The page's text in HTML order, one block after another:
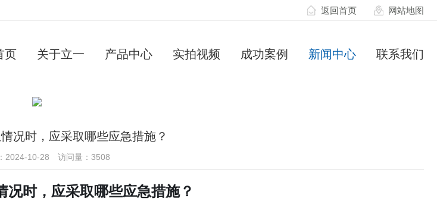
返回首页 网站地图
页 关于立一 产品中心 实拍视频 成功案例 新闻中心 联系我们
况时，应采取哪些应急措施？
2024-10-28 访问量：3508
况时，应采取哪些应急措施？